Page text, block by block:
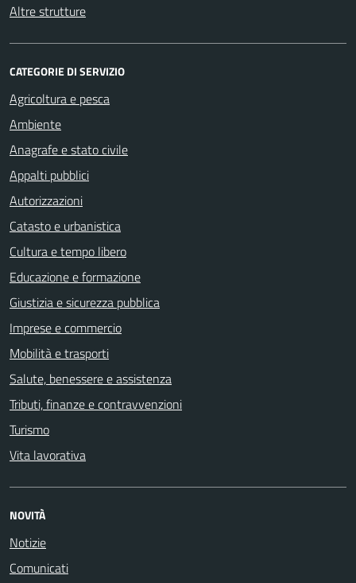
Altre strutture
CATEGORIE DI SERVIZIO
Agricoltura e pesca
Ambiente
Anagrafe e stato civile
Appalti pubblici
Autorizzazioni
Catasto e urbanistica
Cultura e tempo libero
Educazione e formazione
Giustizia e sicurezza pubblica
Imprese e commercio
Mobilità e trasporti
Salute, benessere e assistenza
Tributi, finanze e contravvenzioni
Turismo
Vita lavorativa
NOVITÀ
Notizie
Comunicati